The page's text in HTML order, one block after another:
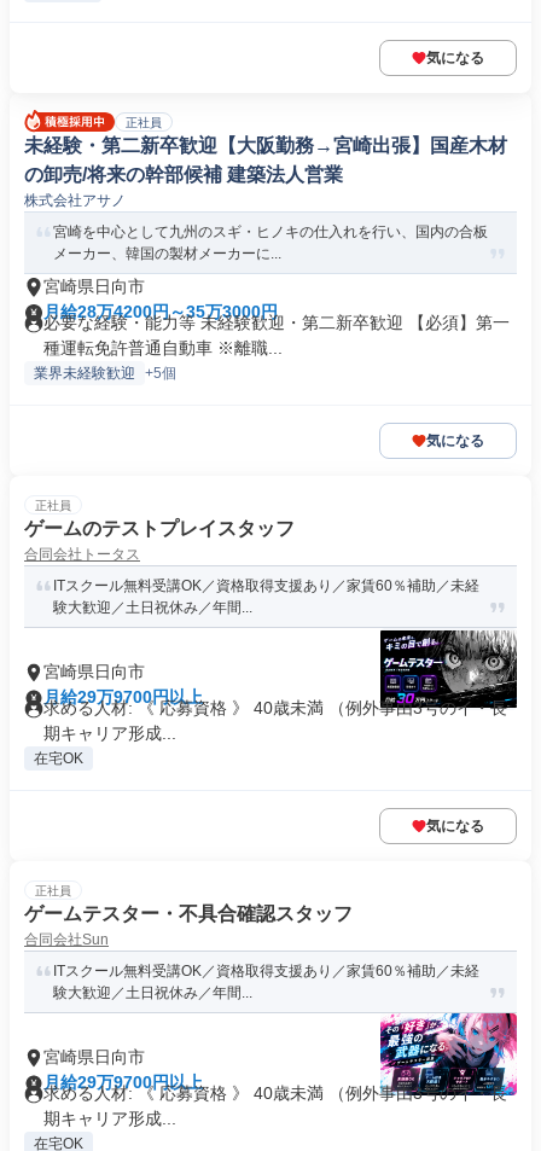
気になる
正社員
未経験・第二新卒歓迎【大阪勤務→宮崎出張】国産木材
の卸売/将来の幹部候補 建築法人営業
株式会社アサノ
宮崎を中心として九州のスギ・ヒノキの仕入れを行い、国内の合板
メーカー、韓国の製材メーカーに...
宮崎県日向市
月給28万4200円～35万3000円
必要な経験・能力等 未経験歓迎・第二新卒歓迎 【必須】第一
種運転免許普通自動車 ※離職...
業界未経験歓迎 +5個
気になる
正社員
ゲームのテストプレイスタッフ
合同会社トータス
ITスクール無料受講OK／資格取得支援あり／家賃60％補助／未経
験大歓迎／土日祝休み／年間...
宮崎県日向市
月給29万9700円以上
求める人材: 《 応募資格 》 40歳未満 （例外事由3号のイ・長
期キャリア形成...
在宅OK
気になる
正社員
ゲームテスター・不具合確認スタッフ
合同会社Sun
ITスクール無料受講OK／資格取得支援あり／家賃60％補助／未経
験大歓迎／土日祝休み／年間...
宮崎県日向市
月給29万9700円以上
求める人材: 《 応募資格 》 40歳未満 （例外事由3号のイ・長
期キャリア形成...
在宅OK